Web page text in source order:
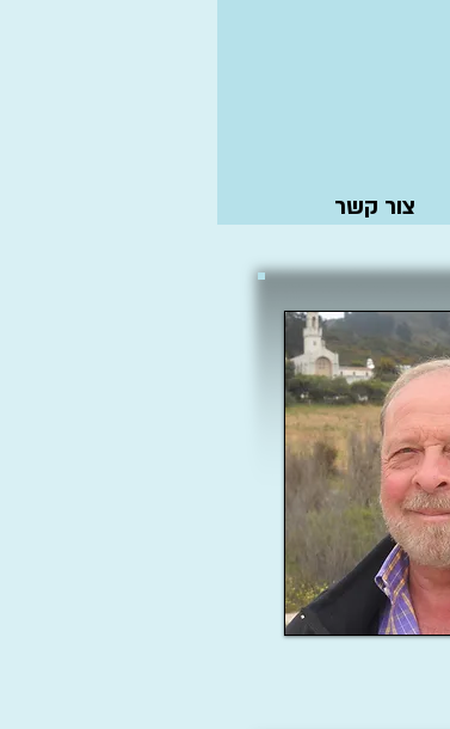
צור קשר